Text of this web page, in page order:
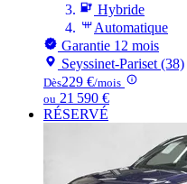
Hybride
Automatique
Garantie 12 mois
Seyssinet-Pariset (38)
Dès229 €/mois
ou 21 590 €
RÉSERVÉ